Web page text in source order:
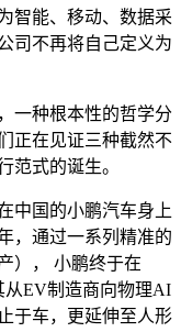
智能、移动、数据采
司不再将自己定义为
一种根本性的哲学分
正在见证三种截然不
范式的诞生。
中国的小鹏汽车身上
，通过一系列精准的
）， 小鹏终于在
从EV制造商向物理AI
于车，更延伸至人形